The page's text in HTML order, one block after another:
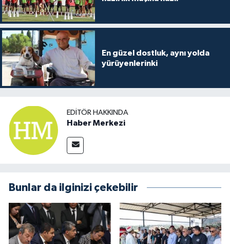
En güzel dostluk, aynı yolda
yürüyenlerinki
EDITÖR HAKKINDA
Haber Merkezi
Bunlar da ilginizi çekebilir